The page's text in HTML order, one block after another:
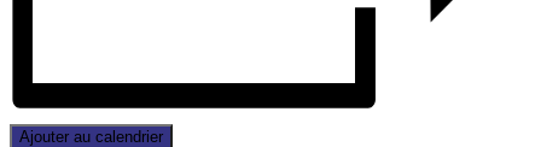
Ajouter au calendrier